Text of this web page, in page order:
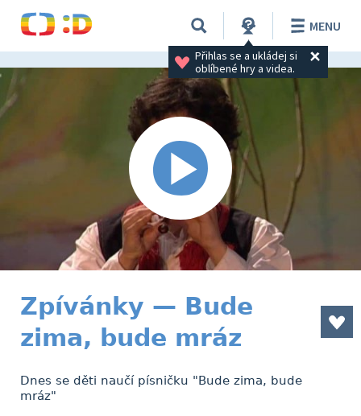
Přihlas se a ukládej si
oblíbené hry a videa.
MENU
Zpívánky — Bude
zima, bude mráz
Dnes se děti naučí písničku "Bude zima, bude
mráz"